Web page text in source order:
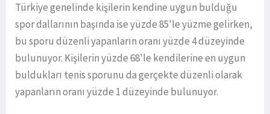
Türkiye genelinde kişilerin kendine uygun bulduğu
spor dallarının başında ise yüzde 85'le yüzme gelirken,
bu sporu düzenli yapanların oranı yüzde 4 düzeyinde
bulunuyor. Kişilerin yüzde 68'le kendilerine en uygun
buldukları tenis sporunu da gerçekte düzenli olarak
yapanların oranı yüzde 1 düzeyinde bulunuyor.